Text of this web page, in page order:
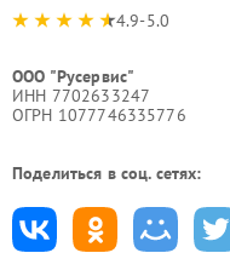
4.9-5.0
ООО "Русервис"
ИНН 7702633247
ОГРН 1077746335776
Поделиться в соц. сетях: